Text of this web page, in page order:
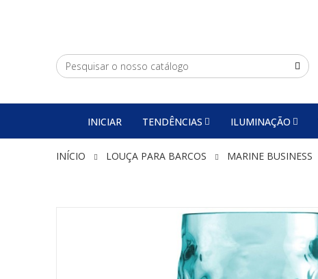
INICIAR TENDÊNCIAS ILUMINAÇÃO
INÍCIO LOUÇA PARA BARCOS MARINE BUSINESS